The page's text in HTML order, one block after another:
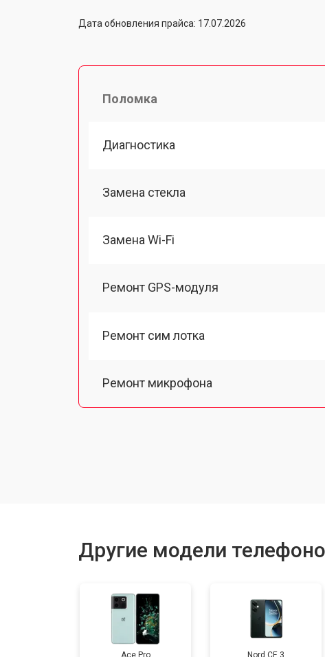
Дата обновления прайса: 17.07.2026
Поломка
Диагностика
Замена стекла
Замена Wi-Fi
Ремонт GPS-модуля
Ремонт сим лотка
Ремонт микрофона
Замена задней крышки
Другие модели
Ace Pro Nord CE 3